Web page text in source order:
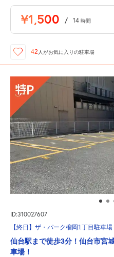
¥1,500 / 14 時間
42 人がお気に入りの駐車場
ID:310027607
【終日】ザ・パーク榴岡1丁目駐車場
仙台駅まで徒歩3分！仙台市宮
車場！